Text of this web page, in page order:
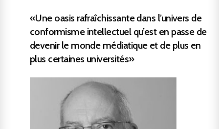
«Une oasis rafraîchissante dans l’univers de
conformisme intellectuel qu’est en passe de
devenir le monde médiatique et de plus en
plus certaines universités»